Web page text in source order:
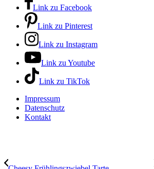
Link zu Facebook
Link zu Pinterest
Link zu Instagram
Link zu Youtube
Link zu TikTok
Impressum
Datenschutz
Kontakt